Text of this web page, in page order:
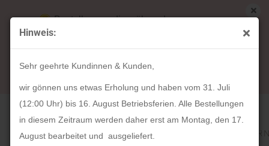
Hinweis:
Sehr geehrte Kundinnen & Kunden,
wir gönnen uns etwas Erholung und haben vom 31. Juli
(12:00 Uhr) bis 16. August Betriebsferien. Alle Bestellungen
in diesem Zeitraum werden daher erst am Montag, den 17.
August bearbeitet und ausgeliefert.
Bestellungen die während unserer
Betriebsferien (31. Juli ab 12:00 Uhr bis 16.
August) aufgegeben werden, werden ab Montag,
17. August bearbeitet und versendet.
« Erster « zurück weiter »
Letzter »
Artikel in dieser Kategorie
HOLZKERN Tundra (40mm)